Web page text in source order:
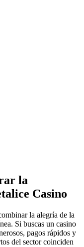
la
Casino
la alegría de la
Si buscas un casino
pagos rápidos y
del sector coinciden